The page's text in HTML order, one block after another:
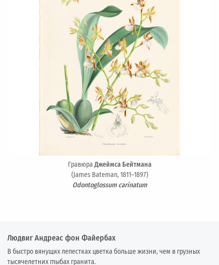
ГравюраДжеймса Бейтмана
(James Bateman, 1811–1897)
Odontoglossum carinatum
Людвиг Андреас фон Файербах
В быстро вянущих лепестках цветка больше жизни, чем в грузных
тысячелетних глыбах гранита.